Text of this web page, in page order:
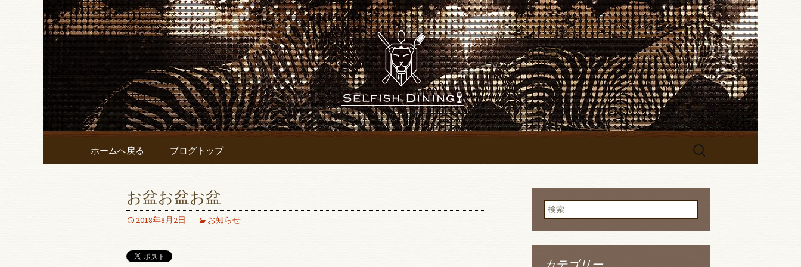
名古屋錦にあるレストランバー
「SELFISH DINING～セルフィッシュダ
イニング～」のブログ
名古屋錦にあるレストランバー「SELFISH DINING～セルフィッシュダイニング～」のブログです
コンテンツへ移動
ホームへ戻る ブログトップ
検
お盆お盆お盆
2018年8月2日 お知らせ
検索: